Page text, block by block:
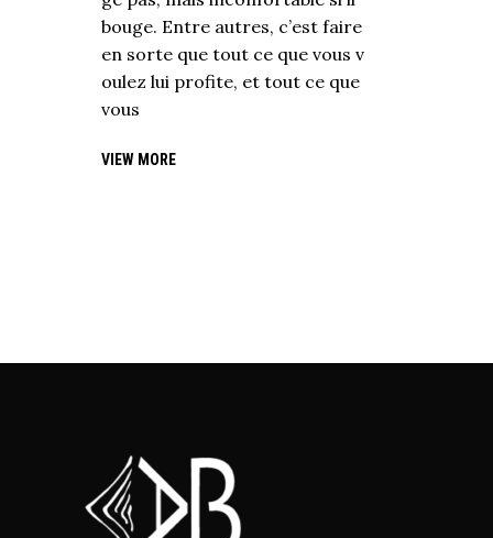
bouge. Entre autres, c’est faire
en sorte que tout ce que vous v
oulez lui profite, et tout ce que
vous
VIEW MORE